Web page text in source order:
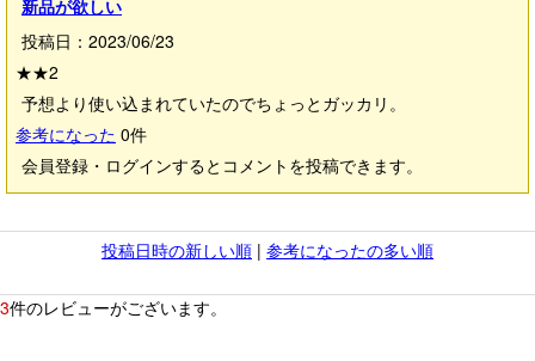
新品が欲しい
投稿日：2023/06/23
★★2
予想より使い込まれていたのでちょっとガッカリ。
参考になった 0件
会員登録・ログインするとコメントを投稿できます。
投稿日時の新しい順 | 参考になったの多い順
3件のレビューがございます。